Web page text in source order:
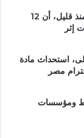
أعلنت إمارة منطقة المدينة المنورة، فى بيان لها منذ قليل، أن 12
استحداث مادة
ومؤسسات